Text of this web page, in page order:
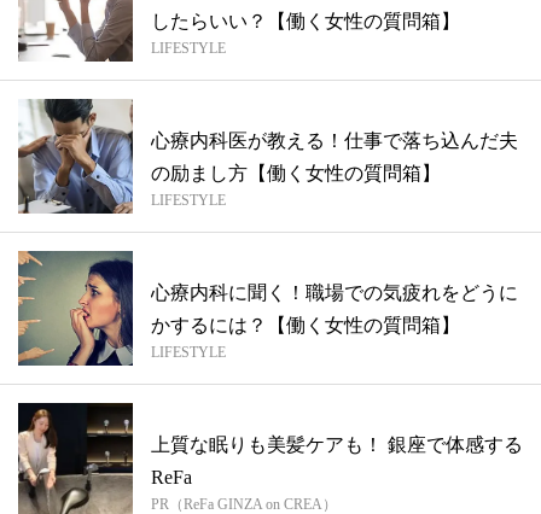
したらいい？【働く女性の質問箱】
LIFESTYLE
心療内科医が教える！仕事で落ち込んだ夫
の励まし方【働く女性の質問箱】
LIFESTYLE
心療内科に聞く！職場での気疲れをどうに
かするには？【働く女性の質問箱】
LIFESTYLE
上質な眠りも美髪ケアも！ 銀座で体感する
ReFa
PR（ReFa GINZA on CREA）